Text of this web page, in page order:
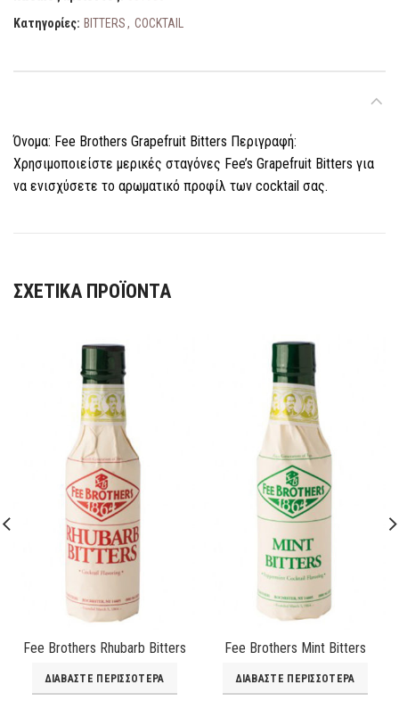
Κατηγορίες: BITTERS, COCKTAIL
Όνομα: Fee Brothers Grapefruit Bitters Περιγραφή:
Χρησιμοποιείστε μερικές σταγόνες Fee’s Grapefruit Bitters για
να ενισχύσετε το αρωματικό προφίλ των cocktail σας.
ΣΧΕΤΙΚΆ ΠΡΟΪΌΝΤΑ
Fee Brothers Rhubarb Bitters
ΔΙΑΒΆΣΤΕ ΠΕΡΙΣΣΌΤΕΡΑ
Fee Brothers Mint Bitters
ΔΙΑΒΆΣΤΕ ΠΕΡΙΣΣΌΤΕΡΑ